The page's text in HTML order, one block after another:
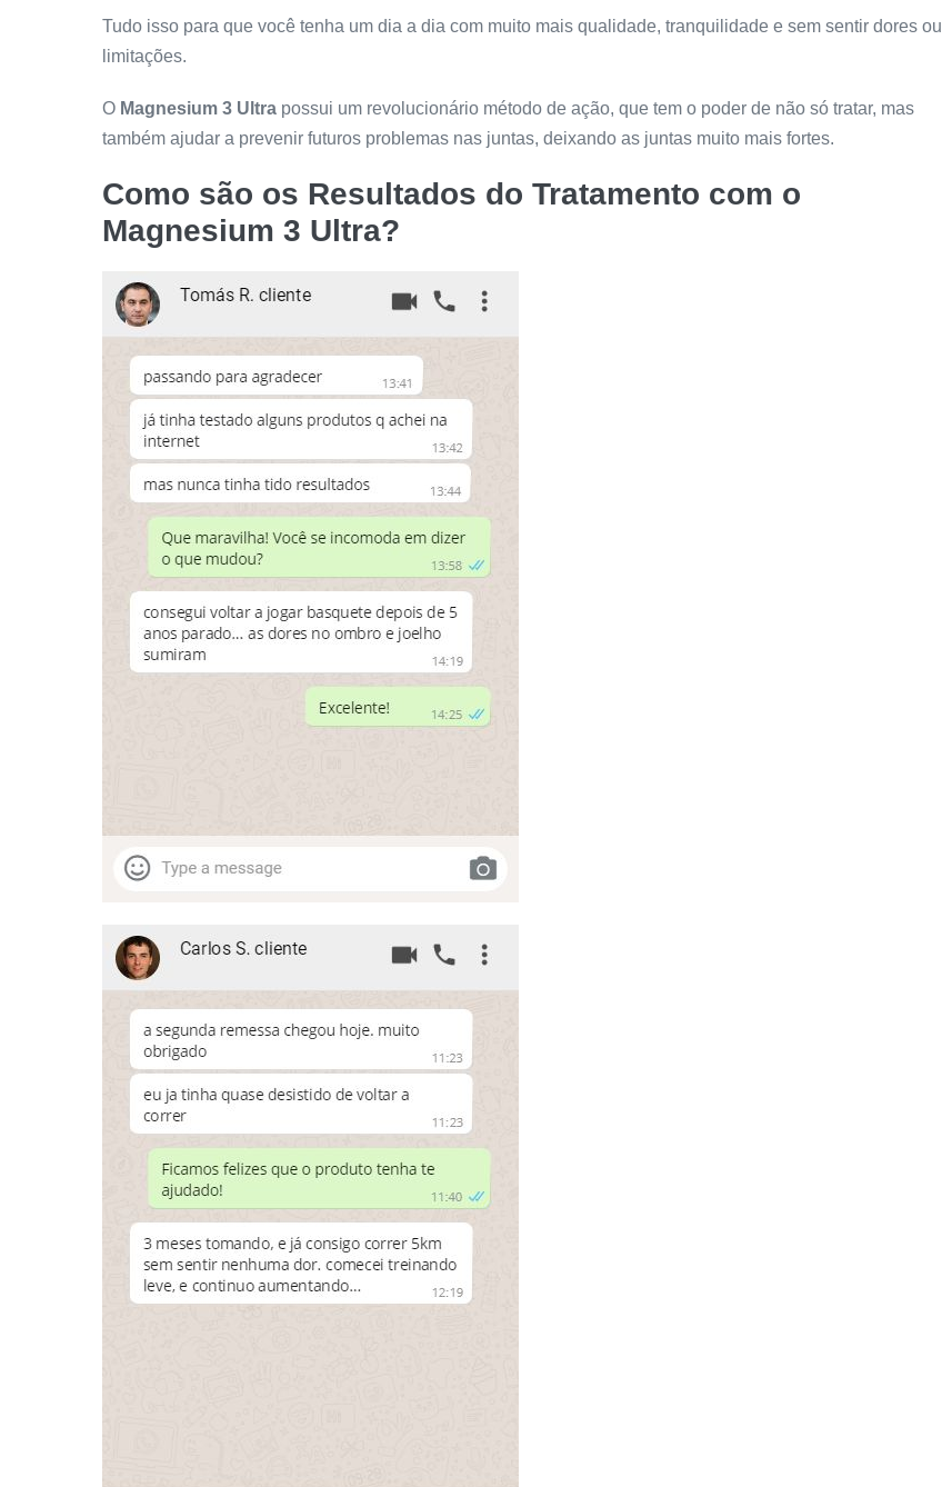
Tudo isso para que você tenha um dia a dia com muito mais qualidade, tranquilidade e sem sentir dores ou
limitações.
O Magnesium 3 Ultra possui um revolucionário método de ação, que tem o poder de não só tratar, mas
também ajudar a prevenir futuros problemas nas juntas, deixando as juntas muito mais fortes.
Como são os Resultados do Tratamento com o
Magnesium 3 Ultra?